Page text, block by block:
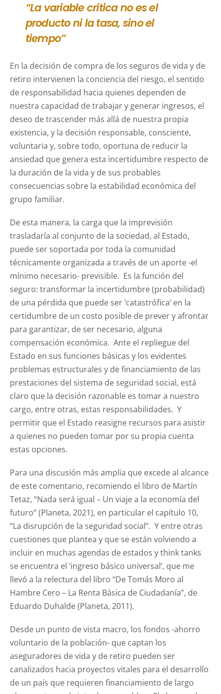
“La variable crítica no es el
producto ni la tasa, sino el
tiempo”
En la decisión de compra de los seguros de vida y de
retiro intervienen la conciencia del riesgo, el sentido
de responsabilidad hacia quienes dependen de
nuestra capacidad de trabajar y generar ingresos, el
deseo de trascender más allá de nuestra propia
existencia, y la decisión responsable, consciente,
voluntaria y, sobre todo, oportuna de reducir la
ansiedad que genera esta incertidumbre respecto de
la duración de la vida y de sus probables
consecuencias sobre la estabilidad económica del
grupo familiar.
De esta manera, la carga que la imprevisión
trasladaría al conjunto de la sociedad, al Estado,
puede ser soportada por toda la comunidad
técnicamente organizada a través de un aporte -el
mínimo necesario- previsible. Es la función del
seguro: transformar la incertidumbre (probabilidad)
de una pérdida que puede ser ‘catastrófica’ en la
certidumbre de un costo posible de prever y afrontar
para garantizar, de ser necesario, alguna
compensación económica. Ante el repliegue del
Estado en sus funciones básicas y los evidentes
problemas estructurales y de financiamiento de las
prestaciones del sistema de seguridad social, está
claro que la decisión razonable es tomar a nuestro
cargo, entre otras, estas responsabilidades. Y
permitir que el Estado reasigne recursos para asistir
a quienes no pueden tomar por su propia cuenta
estas opciones.
Para una discusión más amplia que excede al alcance
de este comentario, recomiendo el libro de Martín
Tetaz, “Nada será igual – Un viaje a la economía del
futuro” (Planeta, 2021), en particular el capítulo 10,
“La disrupción de la seguridad social”. Y entre otras
cuestiones que plantea y que se están volviendo a
incluir en muchas agendas de estados y think tanks
se encuentra el ‘ingreso básico universal’, que me
llevó a la relectura del libro “De Tomás Moro al
Hambre Cero – La Renta Básica de Ciudadanía”, de
Eduardo Duhalde (Planeta, 2011).
Desde un punto de vista macro, los fondos -ahorro
voluntario de la población- que captan los
aseguradores de vida y de retiro pueden ser
canalizados hacia proyectos vitales para el desarrollo
de un país que requieren financiamiento de largo